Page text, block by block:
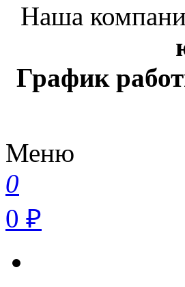
Наша
График
Меню
0
0 ₽